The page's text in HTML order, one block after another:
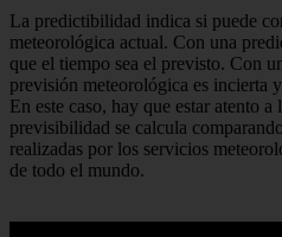
La predictibilidad indica si puede
meteorológica actual. Con una
que el tiempo sea el previsto. Con
previsión meteorológica es incierta
En este caso, hay que estar atento
previsibilidad se calcula
realizadas por los servicios
de todo el mundo.